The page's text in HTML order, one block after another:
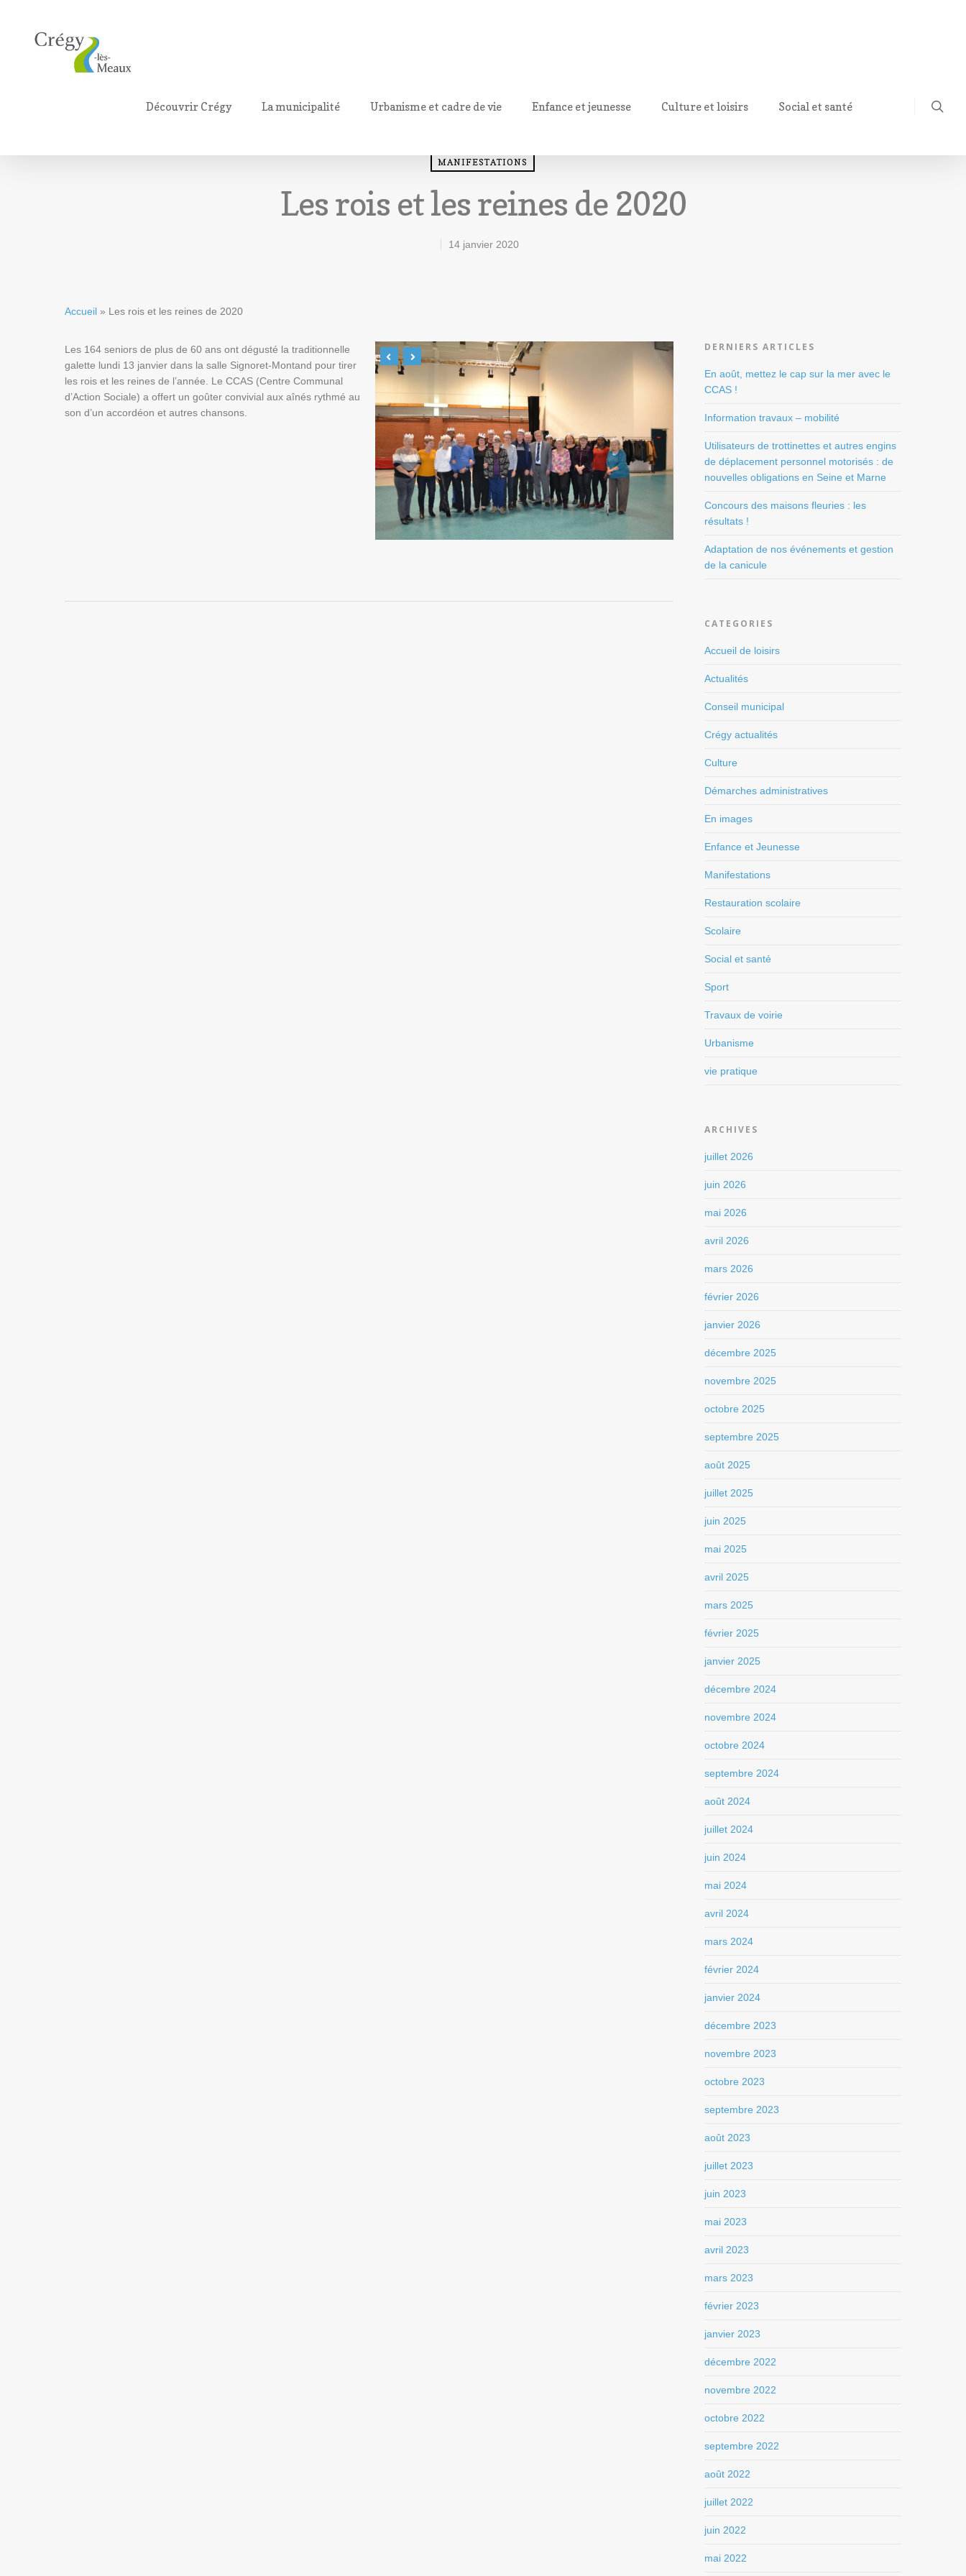
Découvrir Crégy La municipalité Urbanisme et cadre de vie Enfance et jeunesse Culture et loisirs Social et santé
MANIFESTATIONS
Les rois et les reines de 2020
14 janvier 2020
Accueil » Les rois et les reines de 2020
Les 164 seniors de plus de 60 ans ont dégusté la traditionnelle
galette lundi 13 janvier dans la salle Signoret-Montand pour tirer
les rois et les reines de l’année. Le CCAS (Centre Communal
d’Action Sociale) a offert un goûter convivial aux aînés rythmé au
son d’un accordéon et autres chansons.
DERNIERS ARTICLES
En août, mettez le cap sur la mer avec le
CCAS !
Information travaux – mobilité
Utilisateurs de trottinettes et autres engins
de déplacement personnel motorisés : de
nouvelles obligations en Seine et Marne
Concours des maisons fleuries : les
résultats !
Adaptation de nos événements et gestion
de la canicule
CATEGORIES
Accueil de loisirs
Actualités
Conseil municipal
Crégy actualités
Culture
Démarches administratives
En images
Enfance et Jeunesse
Manifestations
Restauration scolaire
Scolaire
Social et santé
Sport
Travaux de voirie
Urbanisme
vie pratique
ARCHIVES
juillet 2026
juin 2026
mai 2026
avril 2026
mars 2026
février 2026
janvier 2026
décembre 2025
novembre 2025
octobre 2025
septembre 2025
août 2025
juillet 2025
juin 2025
mai 2025
avril 2025
mars 2025
février 2025
janvier 2025
décembre 2024
novembre 2024
octobre 2024
septembre 2024
août 2024
juillet 2024
juin 2024
mai 2024
avril 2024
mars 2024
février 2024
janvier 2024
décembre 2023
novembre 2023
octobre 2023
septembre 2023
août 2023
juillet 2023
juin 2023
mai 2023
avril 2023
mars 2023
février 2023
janvier 2023
décembre 2022
novembre 2022
octobre 2022
septembre 2022
août 2022
juillet 2022
juin 2022
mai 2022